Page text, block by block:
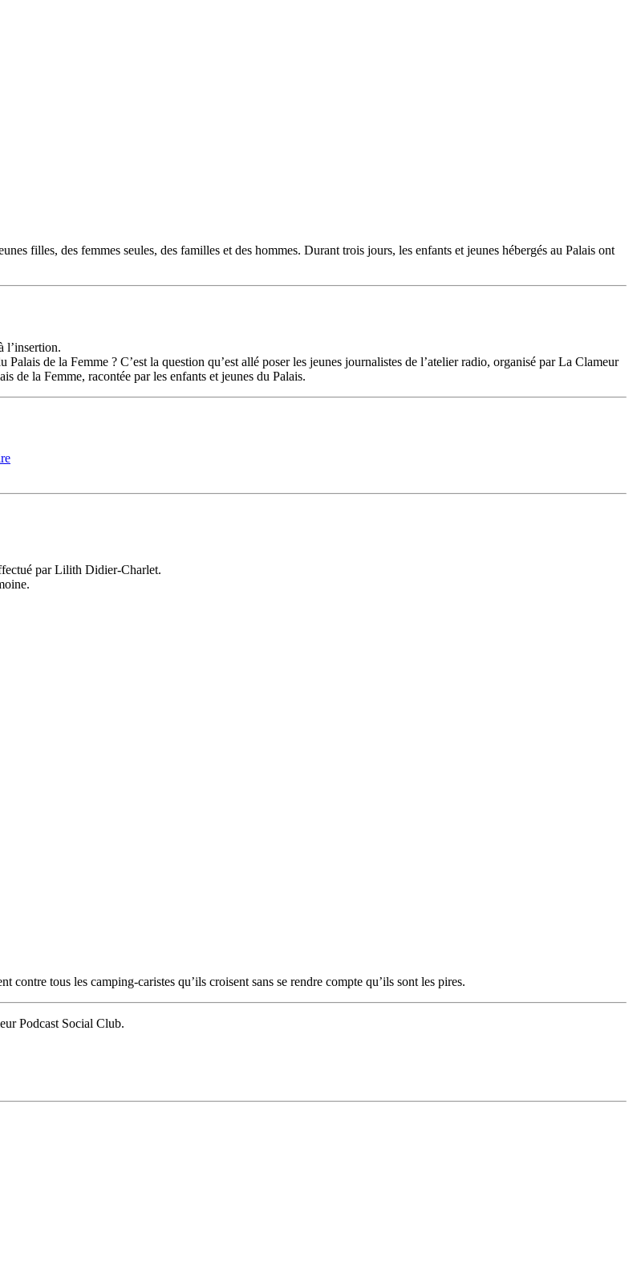
filles, des femmes seules, des familles et des hommes. Durant trois jours, les enfants et jeunes hébergés au Palais ont
l’insertion.
de la Femme ? C’est la question qu’est allé poser les jeunes journalistes de l’atelier radio, organisé par La Clameur
de la Femme, racontée par les enfants et jeunes du Palais.
par Lilith Didier-Charlet.
tous les camping-caristes qu’ils croisent sans se rendre compte qu’ils sont les pires.
Podcast Social Club.